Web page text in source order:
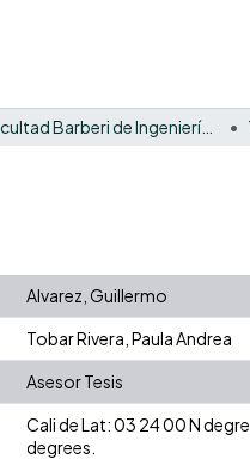
Facultad Barberi de Ingeniería, Diseño y Ciencias Aplicadas
Alvarez, Guillermo
Tobar Rivera, Paula Andrea
Asesor Tesis
Cali de Lat: 03 24 00 N
degrees.